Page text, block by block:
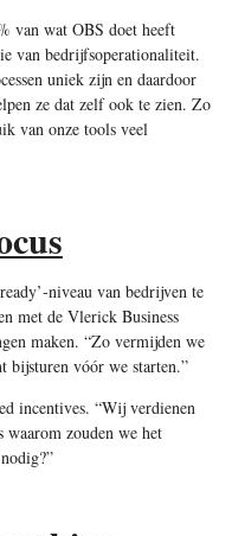
van wat OBS doet heeft
van bedrijfsoperationaliteit.
uniek zijn en daardoor
ze dat zelf ook te zien. Zo
van onze tools veel
niveau van bedrijven te
met de Vlerick Business
maken. “Zo vermijden we
bijsturen vóór we starten.”
incentives. “Wij verdienen
zouden we het